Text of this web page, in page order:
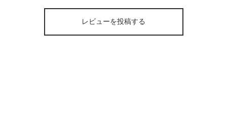
レビューを投稿する